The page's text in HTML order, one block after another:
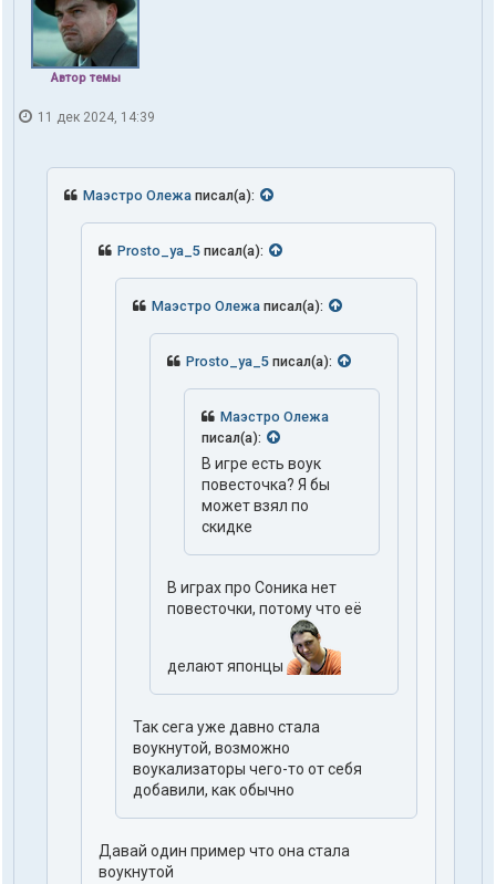
Автор темы
11 дек 2024, 14:39
Маэстро Олежа писал(а):
Prosto_ya_5 писал(а):
Маэстро Олежа писал(а):
Prosto_ya_5 писал(а):
Маэстро Олежа
писал(а):
В игре есть воук
повесточка? Я бы
может взял по
скидке
В играх про Соника нет
повесточки, потому что её
делают японцы
Так сега уже давно стала
воукнутой, возможно
воукализаторы чего-то от себя
добавили, как обычно
Давай один пример что она стала
воукнутой